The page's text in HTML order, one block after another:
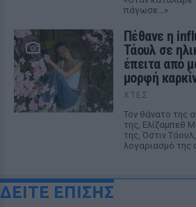
πάγωσε...»
Πέθανε η
Τάουλ σε
έπειτα από
μορφή
ΧΤΕΣ
Τον θάνατο της
της, Ελίζαμπεθ
της, Όστιν
λογαριασμό της
ΔΕΙΤΕ ΕΠΙΣΗΣ